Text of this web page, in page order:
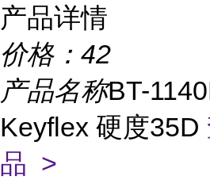
产品详情
价格： 42
产品名称BT-
Keyflex 硬度35D
品 >